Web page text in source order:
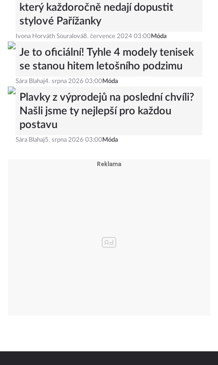
který každoročně nedají dopustit
stylové Pařížanky
Ivona Horváth Souralová8. července 2024 03:00 Móda
Je to oficiální! Tyhle 4 modely tenisek
se stanou hitem letošního podzimu
Sára Blahaj4. srpna 2026 03:00 Móda
Plavky z výprodejů na poslední chvíli?
Našli jsme ty nejlepší pro každou
postavu
Sára Blahaj5. srpna 2026 03:00 Móda